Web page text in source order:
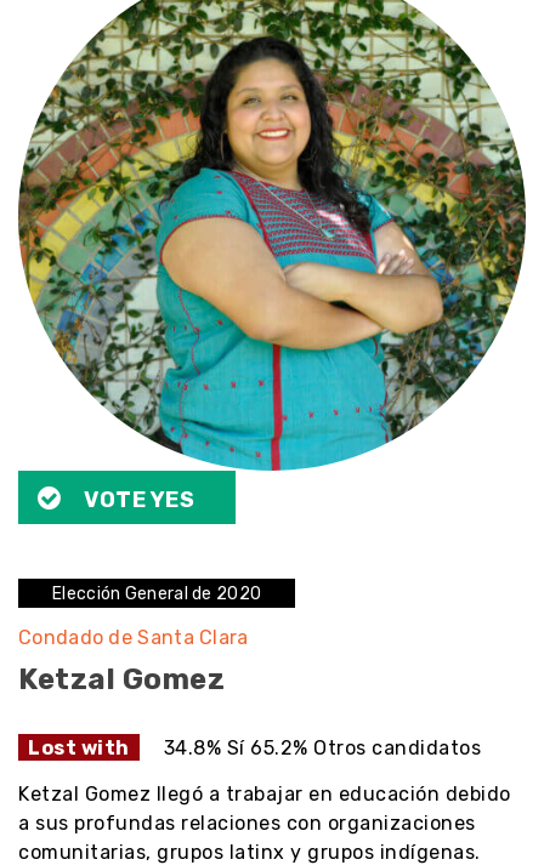
VOTE YES
Elección General de 2020
Condado de Santa Clara
Ketzal Gomez
Lost with 34.8% Sí 65.2% Otros candidatos
Ketzal Gomez llegó a trabajar en educación debido
a sus profundas relaciones con organizaciones
comunitarias, grupos latinx y grupos indígenas.